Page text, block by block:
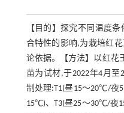
【目的】探究不同温度
合特性的影响,为栽培红
论依据。【方法】以红花
苗为试材,于2022年4月
制处理:T1(昼15～20℃/夜
15℃)、T3(昼25～30℃/夜